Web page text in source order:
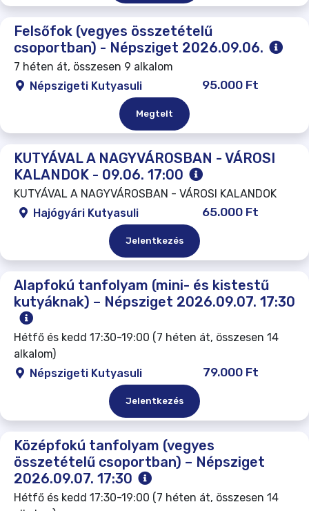
Felsőfok (vegyes összetételű
csoportban) - Népsziget 2026.09.06.
7 héten át, összesen 9 alkalom
Népszigeti Kutyasuli
95.000 Ft
Megtelt
KUTYÁVAL A NAGYVÁROSBAN - VÁROSI
KALANDOK - 09.06. 17:00
KUTYÁVAL A NAGYVÁROSBAN - VÁROSI KALANDOK
Hajógyári Kutyasuli
65.000 Ft
Jelentkezés
Alapfokú tanfolyam (mini- és kistestű
kutyáknak) – Népsziget 2026.09.07. 17:30
Hétfő és kedd 17:30-19:00 (7 héten át, összesen 14
alkalom)
Népszigeti Kutyasuli
79.000 Ft
Jelentkezés
Középfokú tanfolyam (vegyes
összetételű csoportban) – Népsziget
2026.09.07. 17:30
Hétfő és kedd 17:30-19:00 (7 héten át, összesen 14